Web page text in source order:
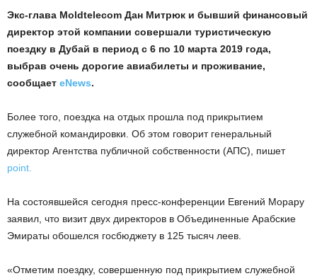
Экс-глава Moldtelecom Дан Митрюк и бывший финансовый
директор этой компании совершали туристическую
поездку в Дубай в период с 6 по 10 марта 2019 года,
выбрав очень дорогие авиабилеты и проживание,
сообщает eNews.
Более того, поездка на отдых прошла под прикрытием
служебной командировки. Об этом говорит генеральный
директор Агентства публичной собственности (AПС), пишет
point.
На состоявшейся сегодня пресс-конференции Евгений Морару
заявил, что визит двух директоров в Объединенные Арабские
Эмираты обошелся госбюджету в 125 тысяч леев.
«Отметим поездку, совершенную под прикрытием служебной